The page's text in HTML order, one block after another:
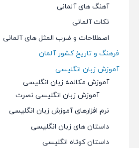
آهنگ های آلمانی
نکات آلمانی
اصطلاحات و ضرب المثل های آلمانی
فرهنگ و تاریخ کشور آلمان
آموزش زبان انگلیسی
آموزش مکالمه زبان انگلیسی
آموزش زبان انگلیسی نصرت
نرم افزارهای آموزش زبان انگلیسی
داستان های زبان انگلیسی
داستان کوتاه انگلیسی